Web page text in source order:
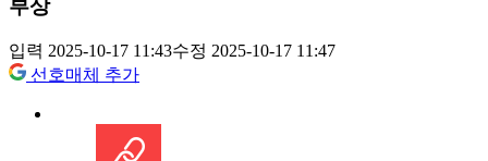
부상
입력 2025-10-17 11:43수정 2025-10-17 11:47
선호매체 추가